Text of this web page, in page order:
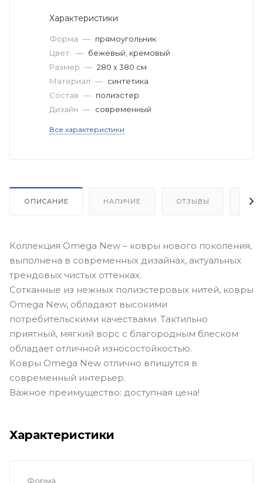
Характеристики
Форма — прямоугольник
Цвет: — бежевый, кремовый
Размер — 280 x 380 см
Материал — синтетика
Состав — полиэстер
Дизайн — современный
Все характеристики
ОПИСАНИЕ НАЛИЧИЕ ОТЗЫВЫ
Коллекция Omega New – ковры нового поколения,
выполнена в современных дизайнах, актуальных
трендовых чистых оттенках.
Сотканные из нежных полиэстеровых нитей, ковры
Omega New, обладают высокими
потребительскими качествами. Тактильно
приятный, мягкий ворс с благородным блеском
обладает отличной износостойкостью.
Ковры Omega New отлично впишутся в
современный интерьер.
Важное преимущество: доступная цена!
Характеристики
Форма